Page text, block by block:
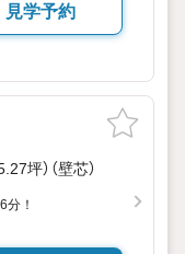
見学予約
坪）（壁芯）
分！